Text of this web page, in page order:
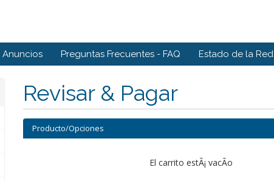
Anuncios Preguntas Frecuentes - FAQ Estado de la Red
Revisar & Pagar
Producto/Opciones
El carrito estÃ¡ vacÃ­o